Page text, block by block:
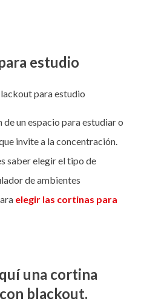
estudio
un espacio para estudiar o
invite a la concentración.
saber elegir el tipo de
de ambientes
elegir las cortinas para
una cortina
blackout.